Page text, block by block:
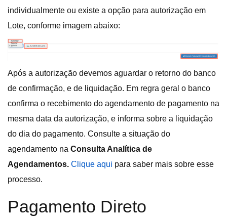
individualmente ou existe a opção para autorização em
Lote, conforme imagem abaixo:
Após a autorização devemos aguardar o retorno do banco
de confirmação, e de liquidação. Em regra geral o banco
confirma o recebimento do agendamento de pagamento na
mesma data da autorização, e informa sobre a liquidação
do dia do pagamento. Consulte a situação do
agendamento na Consulta Analítica de
Agendamentos. Clique aqui para saber mais sobre esse
processo.
Pagamento Direto